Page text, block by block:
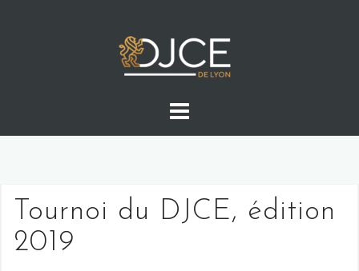
Tournoi du DJCE, édition
2019